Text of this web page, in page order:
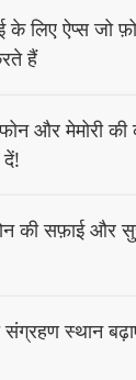
के लिए ऐप्स जो
हैं
और मेमोरी
सफ़ाई और
स्थान